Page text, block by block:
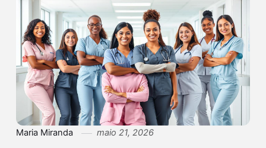
Maria Miranda maio 21, 2026